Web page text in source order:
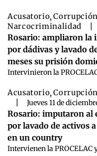
Acusatorio, Corrupción
Narcocriminalidad
Rosario: ampliaron la
por dádivas y lavado
meses su prisión
Intervinieron la
Acusatorio, Corrupción
Jueves 11 de
Rosario: imputaron al
por lavado de activos
en un country
Intervienen la PROCELAC